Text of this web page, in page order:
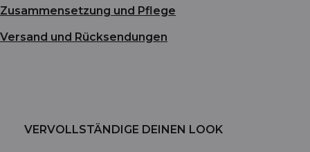
Zusammensetzung und Pflege
Versand und Rücksendungen
VERVOLLSTÄNDIGE DEINEN LOOK